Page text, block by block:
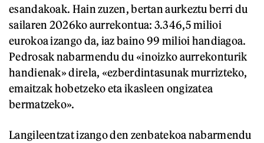
esandakoak. Hain zuzen, bertan aurkeztu berri du
sailaren 2026ko aurrekontua: 3.346,5 milioi
eurokoa izango da, iaz baino 99 milioi handiagoa.
Pedrosak nabarmendu du «inoizko aurrekonturik
handienak» direla, «ezberdintasunak murrizteko,
emaitzak hobetzeko eta ikasleen ongizatea
bermatzeko».
Langileentzat izango den zenbatekoa nabarmendu